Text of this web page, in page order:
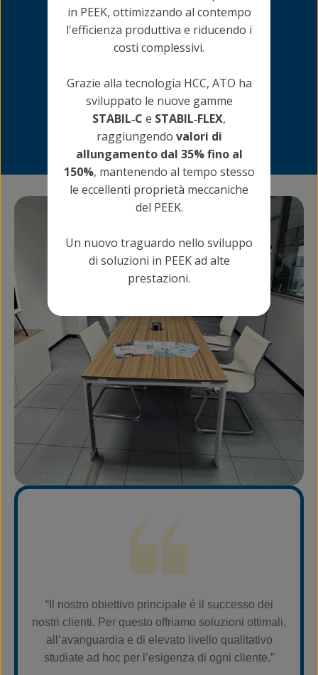
in PEEK, ottimizzando al contempo
l'efficienza produttiva e riducendo i
costi complessivi.
Grazie alla tecnologia HCC, ATO ha
sviluppato le nuove gamme
STABIL‑C e STABIL‑FLEX,
raggiungendo valori di
allungamento dal 35% fino al
150%, mantenendo al tempo stesso
le eccellenti proprietà meccaniche
del PEEK.
Un nuovo traguardo nello sviluppo
di soluzioni in PEEK ad alte
prestazioni.
“Il nostro obiettivo principale è il successo dei
nostri clienti. Per questo offriamo soluzioni ottimali,
all’avanguardia e di elevato livello qualitativo
studiate ad hoc per l’esigenza di ogni cliente.”